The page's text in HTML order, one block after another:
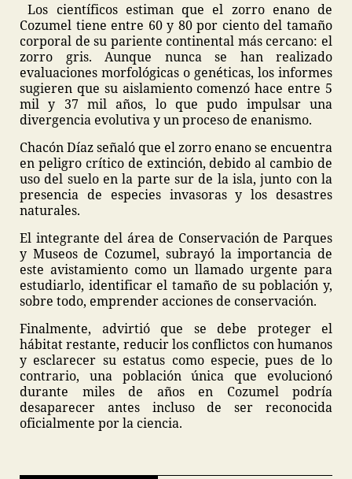
Los científicos estiman que el zorro enano de
Cozumel tiene entre 60 y 80 por ciento del tamaño
corporal de su pariente continental más cercano: el
zorro gris. Aunque nunca se han realizado
evaluaciones morfológicas o genéticas, los informes
sugieren que su aislamiento comenzó hace entre 5
mil y 37 mil años, lo que pudo impulsar una
divergencia evolutiva y un proceso de enanismo.
Chacón Díaz señaló que el zorro enano se encuentra
en peligro crítico de extinción, debido al cambio de
uso del suelo en la parte sur de la isla, junto con la
presencia de especies invasoras y los desastres
naturales.
El integrante del área de Conservación de Parques
y Museos de Cozumel, subrayó la importancia de
este avistamiento como un llamado urgente para
estudiarlo, identificar el tamaño de su población y,
sobre todo, emprender acciones de conservación.
Finalmente, advirtió que se debe proteger el
hábitat restante, reducir los conflictos con humanos
y esclarecer su estatus como especie, pues de lo
contrario, una población única que evolucionó
durante miles de años en Cozumel podría
desaparecer antes incluso de ser reconocida
oficialmente por la ciencia.